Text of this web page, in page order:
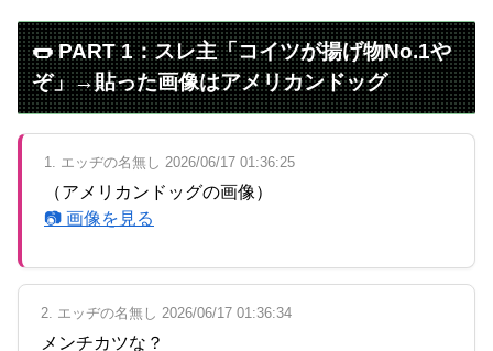
Powered by livedoor 相互RSS
🌭 PART 1：スレ主「コイツが揚げ物No.1や
ぞ」→貼った画像はアメリカンドッグ
1. エッヂの名無し 2026/06/17 01:36:25
（アメリカンドッグの画像）
📷 画像を見る
2. エッヂの名無し 2026/06/17 01:36:34
メンチカツな？